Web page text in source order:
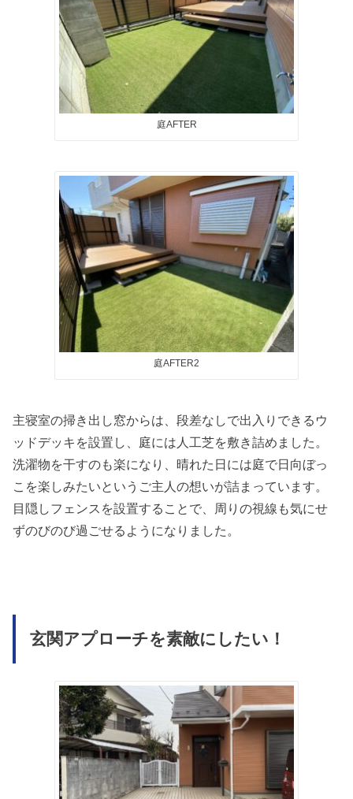
庭AFTER
庭AFTER2
主寝室の掃き出し窓からは、段差なしで出入りできるウ
ッドデッキを設置し、庭には人工芝を敷き詰めました。
洗濯物を干すのも楽になり、晴れた日には庭で日向ぼっ
こを楽しみたいというご主人の想いが詰まっています。
目隠しフェンスを設置することで、周りの視線も気にせ
ずのびのび過ごせるようになりました。
玄関アプローチを素敵にしたい！